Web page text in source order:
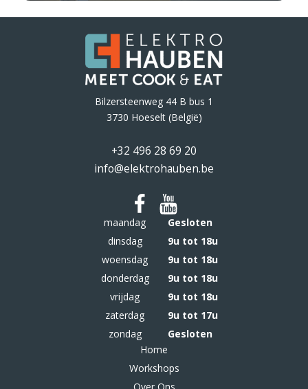
Bilzersteenweg 44 B bus 1
3730 Hoeselt (België)
+32 496 28 69 20
info@elektrohauben.be
maandag
Gesloten
dinsdag
9u tot 18u
woensdag
9u tot 18u
donderdag
9u tot 18u
vrijdag
9u tot 18u
zaterdag
9u tot 17u
zondag
Gesloten
Home
Workshops